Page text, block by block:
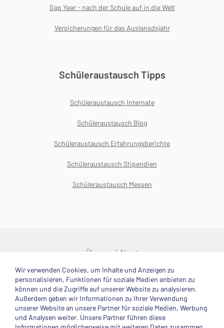
Gap Year - nach der Schule auf in die Welt
Versicherungen für das Auslansdsjahr
Schüleraustausch Tipps
Schüleraustausch Internate
Schüleraustausch Blog
Schüleraustausch Erfahrungsberichte
Schüleraustausch Stipendien
Schüleraustausch Messen
Über uns About
© 2025 Deutsche Stiftung Völkerverständigung
Impressum Datenschutzerklärung Kontakt
Mitglied im
Wir verwenden Cookies, um Inhalte und Anzeigen zu
personalisieren, Funktionen für soziale Medien anbieten zu
können und die Zugriffe auf unserer Website zu analysieren.
Außerdem geben wir Informationen zu Ihrer Verwendung
unserer Website an unsere Partner für soziale Medien, Werbung
und Analysen weiter. Unsere Partner führen diese